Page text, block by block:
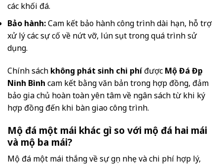
các khối đá.
Bảo hành:Cam kết bảo hành công trình dài hạn, hỗ trợ
xử lý các sự cố về nứt vỡ, lún sụt trong quá trình sử
dụng.
Chính sách không phát sinh chi phíđược Mộ Đá Đẹp
Ninh Bình cam kết bằng văn bản trong hợp đồng, đảm
bảo gia chủ hoàn toàn yên tâm về ngân sách từ khi ký
hợp đồng đến khi bàn giao công trình.
Mộ đá một mái khác gì so với mộ đá hai mái
và mộ ba mái?
Mộ đá một mái thắng về sự gọn nhẹ và chi phí hợp lý,